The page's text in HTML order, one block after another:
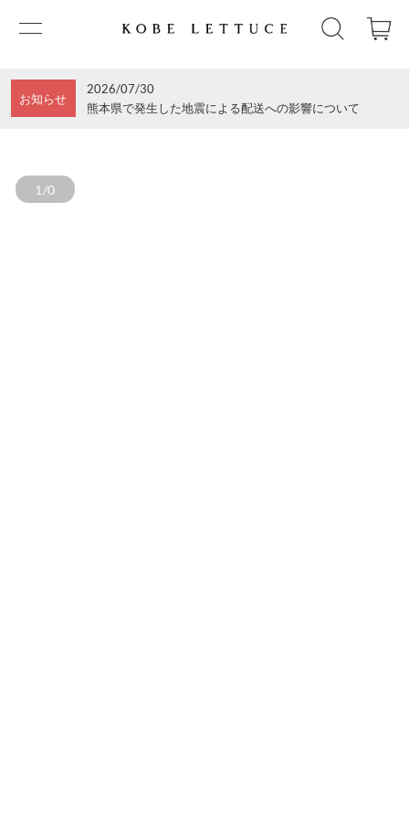
お知らせ
2026/07/30
熊本県で発生した地震による配送への影響について
1/0